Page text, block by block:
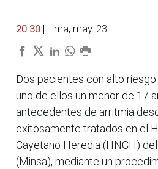
20:30 | Lima, may. 23.
Dos pacientes con alto
uno de ellos un menor de 17
antecedentes de arritmia
exitosamente tratados en el
Cayetano Heredia (HNCH)
(Minsa), mediante un